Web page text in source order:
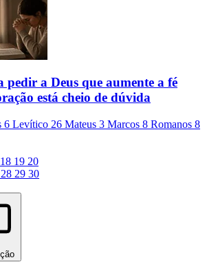
pedir a Deus que aumente a fé
está cheio de dúvida
6 Levítico 26 Mateus 3 Marcos 8 Romanos 8
18 19 20
28 29 30